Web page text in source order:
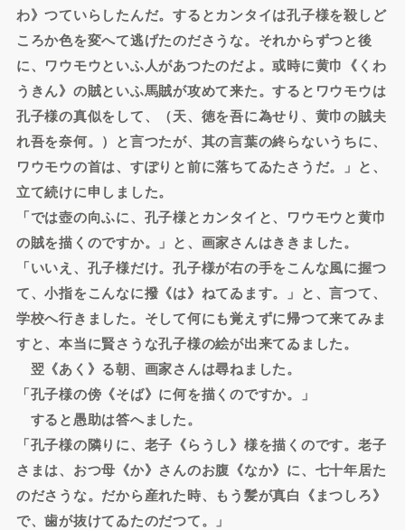
わ》つていらしたんだ。するとカンタイは孔子様を殺しど
ころか色を変へて逃げたのださうな。それからずつと後
に、ワウモウといふ人があつたのだよ。或時に黄巾《くわ
うきん》の賊といふ馬賊が攻めて来た。するとワウモウは
孔子様の真似をして、（天、徳を吾に為せり、黄巾の賊夫
れ吾を奈何。）と言つたが、其の言葉の終らないうちに、
ワウモウの首は、すぽりと前に落ちてゐたさうだ。」と、
立て続けに申しました。
「では壺の向ふに、孔子様とカンタイと、ワウモウと黄巾
の賊を描くのですか。」と、画家さんはききました。
「いいえ、孔子様だけ。孔子様が右の手をこんな風に握つ
て、小指をこんなに撥《は》ねてゐます。」と、言つて、
学校へ行きました。そして何にも覚えずに帰つて来てみま
すと、本当に賢さうな孔子様の絵が出来てゐました。
翌《あく》る朝、画家さんは尋ねました。
「孔子様の傍《そば》に何を描くのですか。」
すると愚助は答へました。
「孔子様の隣りに、老子《らうし》様を描くのです。老子
さまは、おつ母《か》さんのお腹《なか》に、七十年居た
のださうな。だから産れた時、もう髪が真白《まつしろ》
で、歯が抜けてゐたのだつて。」